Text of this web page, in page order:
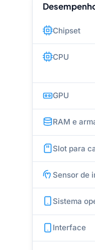
Chipset
CPU
GPU
RAM e
Slot para
Sensor de
Sistema
Interface